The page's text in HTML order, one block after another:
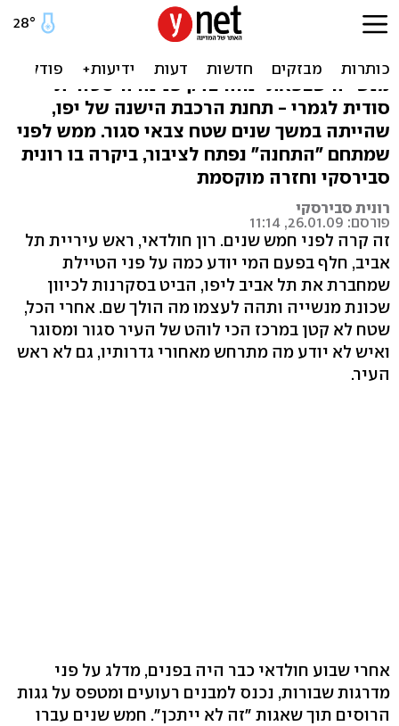
תחנה סודית
בשקט בשקט, בלי ששמתם לב, התחבאה בשכונת
מנשייה שבפאתי נווה צדק פנינה היסטורית
סודית לגמרי - תחנת הרכבת הישנה של יפו,
שהייתה במשך שנים שטח צבאי סגור. ממש לפני
שמתחם "התחנה" נפתח לציבור, ביקרה בו רונית
סבירסקי וחזרה מוקסמת
רונית סבירסקי
פורסם: 26.01.09, 11:14
זה קרה לפני חמש שנים. רון חולדאי, ראש עיריית תל
אביב, חלף בפעם המי יודע כמה על פני הטיילת
שמחברת את תל אביב ליפו, הביט בסקרנות לכיוון
שכונת מנשייה ותהה לעצמו מה הולך שם. אחרי הכל,
שטח לא קטן במרכז הכי לוהט של העיר סגור ומסוגר
ואיש לא יודע מה מתרחש מאחורי גדרותיו, גם לא ראש
העיר.
אחרי שבוע חולדאי כבר היה בפנים, מדלג על פני
מדרגות שבורות, נכנס למבנים רעועים ומטפס על גגות
הרוסים תוך שאגות "זה לא ייתכן‭."‬ חמש שנים עברו